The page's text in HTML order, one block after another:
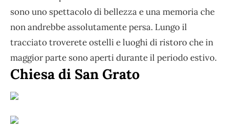
sono uno spettacolo di bellezza e una memoria che
non andrebbe assolutamente persa. Lungo il
tracciato troverete ostelli e luoghi di ristoro che in
maggior parte sono aperti durante il periodo estivo.
Chiesa di San Grato